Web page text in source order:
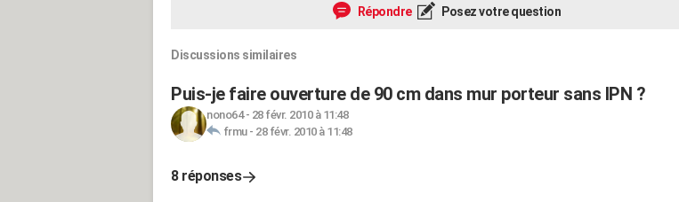
Répondre Posez votre question
Discussions similaires
Puis-je faire ouverture de 90 cm dans mur porteur sans IPN ?
nono64- 28 févr. 2010 à 11:48
frmu- 28 févr. 2010 à 11:48
8 réponses